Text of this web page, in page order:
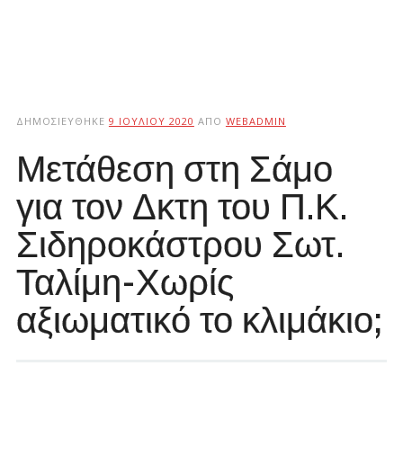
ΔΗΜΟΣΙΕΎΘΗΚΕ 9 ΙΟΥΛΊΟΥ 2020 ΑΠΌ WEBADMIN
Μετάθεση στη Σάμο
για τον Δκτη του Π.Κ.
Σιδηροκάστρου Σωτ.
Ταλίμη-Χωρίς
αξιωματικό το κλιμάκιο;